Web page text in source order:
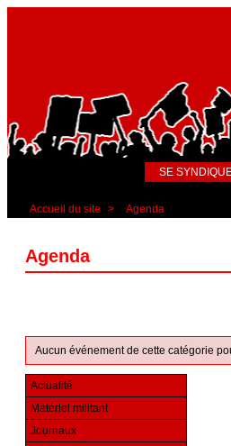
SE
Accueil du site > Agenda
Agenda
Aucun événement de cette catégorie
Actualité
Matériel militant
Journaux